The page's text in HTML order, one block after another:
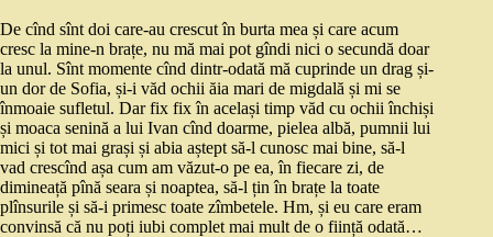
De cînd sînt doi care-au crescut în burta mea și care acum
cresc la mine-n brațe, nu mă mai pot gîndi nici o secundă doar
la unul. Sînt momente cînd dintr-odată mă cuprinde un drag și-
un dor de Sofia, și-i văd ochii ăia mari de migdală și mi se
înmoaie sufletul. Dar fix fix în același timp văd cu ochii închiși
și moaca senină a lui Ivan cînd doarme, pielea albă, pumnii lui
mici și tot mai grași și abia aștept să-l cunosc mai bine, să-l
vad crescînd așa cum am văzut-o pe ea, în fiecare zi, de
dimineață pînă seara și noaptea, să-l țin în brațe la toate
plînsurile și să-i primesc toate zîmbetele. Hm, și eu care eram
convinsă că nu poți iubi complet mai mult de o ființă odată…